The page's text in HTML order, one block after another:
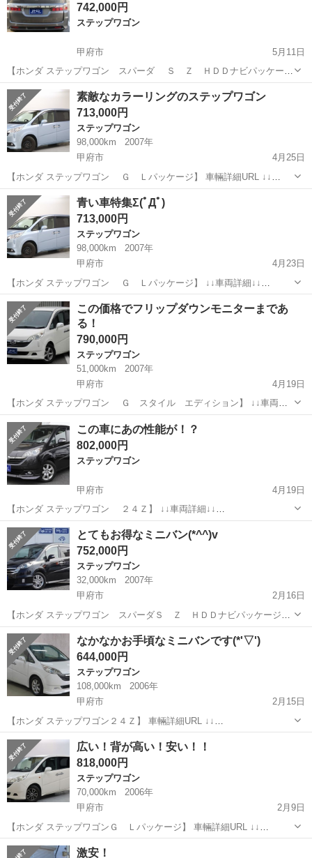
742,000円
ステップワゴン
甲府市
5月11日
【ホンダ ステップワゴン スパーダ Ｓ Ｚ ＨＤＤナビパッケー
ジ】 ★HDDナビ 片側電動スライドドア バックカメラ HID★ ↓↓車両詳
細URL↓↓ https://www.otoron.jp/lists/...
山梨 甲府市 ステップワゴン オトロン
素敵なカラーリングのステップワゴン
713,000円
ステップワゴン
98,000km
2007年
甲府市
4月25日
【ホンダ ステップワゴン Ｇ Ｌパッケージ】 車輛詳細URL ↓↓
https://www.otoron.jp/lists/detail?carno=037626 ☆Bluetooth ☆後席モ
ニター ...
山梨 甲府市 ステップワゴン
青い車特集Σ(ﾟДﾟ)
713,000円
ステップワゴン
98,000km
2007年
甲府市
4月23日
【ホンダ ステップワゴン Ｇ Ｌパッケージ】 ↓↓車両詳細↓↓
https://www.otoron.jp/lists/detail?carno=037626 こんにちは(^▽^)/ 可愛
い青のミニバンΣ(...
山梨 甲府市 ステップワゴン ホンダステップワゴン
この価格でフリップダウンモニターまであ
る！
790,000円
ステップワゴン
51,000km
2007年
甲府市
4月19日
【ホンダ ステップワゴン Ｇ スタイル エディション】 ↓↓車両詳
細↓↓ https://www.otoron.jp/lists/detail?carno=037616 こんにちは(^▽^)/
両側電動スラ...
山梨 甲府市 ステップワゴン オトロン
この車にあの性能が！？
802,000円
ステップワゴン
甲府市
4月19日
【ホンダ ステップワゴン ２４Ｚ】 ↓↓車両詳細↓↓
https://www.otoron.jp/lists/detail?carno=037456 ステップワゴンと言え
ばこの形ですよね！ 今でも乗っている...
山梨 甲府市 ステップワゴン オトロン
とてもお得なミニバン(*^^)v
752,000円
ステップワゴン
32,000km
2007年
甲府市
2月16日
【ホンダ ステップワゴン スパーダＳ Ｚ ＨＤＤナビパッケージ】
車輛詳細URL ↓↓ https://www.otoron.jp/lists/detail?carno=036259 こん
にちは(^▽^)/ ...
山梨 甲府市 ステップワゴン
なかなかお手頃なミニバンです(*'▽')
644,000円
ステップワゴン
108,000km
2006年
甲府市
2月15日
【ホンダ ステップワゴン２４Ｚ】 車輛詳細URL ↓↓
https://www.otoron.jp/lists/detail?carno=036311 おはようございます
(^▽^)/ ミニバン定番ステップワ...
山梨 甲府市 ステップワゴン オトロン
広い！背が高い！安い！！
818,000円
ステップワゴン
70,000km
2006年
甲府市
2月9日
【ホンダ ステップワゴンＧ Ｌパッケージ】 車輛詳細URL ↓↓
https://www.otoron.jp/lists/detail?carno=036017 こんにちはオトロン甲
府店です！ お昼の一台目...
山梨 甲府市 ステップワゴン
激安！